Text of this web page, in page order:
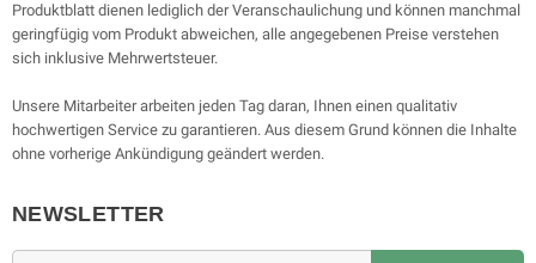
Produktblatt dienen lediglich der Veranschaulichung und können manchmal
geringfügig vom Produkt abweichen, alle angegebenen Preise verstehen
sich inklusive Mehrwertsteuer.
Unsere Mitarbeiter arbeiten jeden Tag daran, Ihnen einen qualitativ
hochwertigen Service zu garantieren. Aus diesem Grund können die Inhalte
ohne vorherige Ankündigung geändert werden.
NEWSLETTER